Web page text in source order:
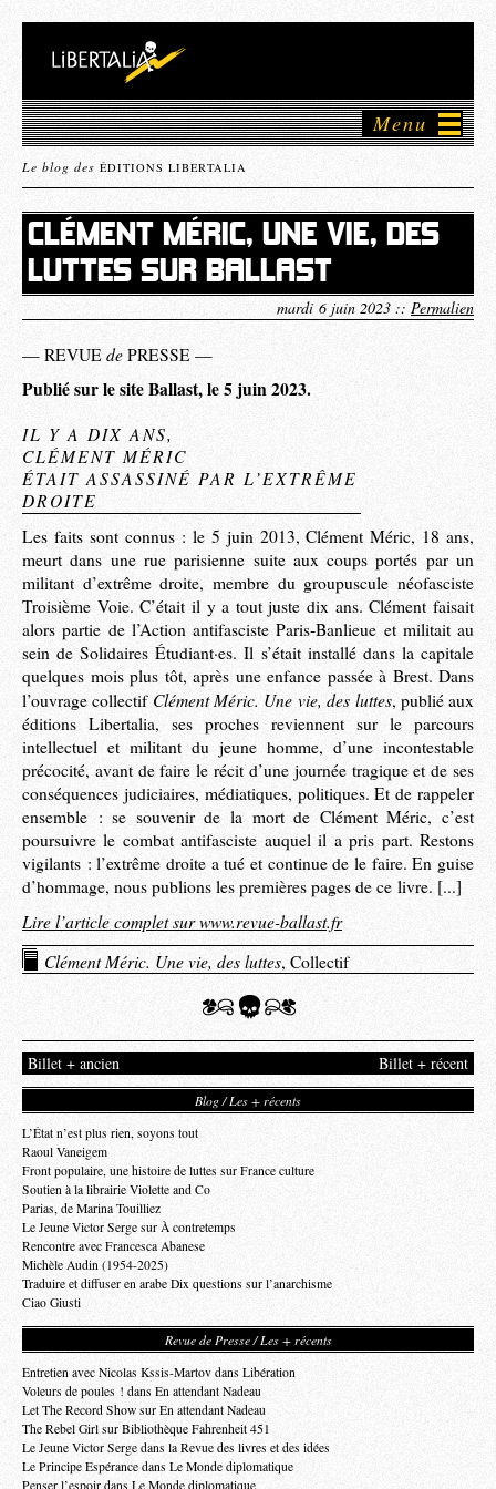
Menu
Le blog des ÉDITIONS LIBERTALIA
CLÉMENT MÉRIC, UNE VIE, DES
LUTTES SUR BALLAST
mardi 6 juin 2023 :: Permalien
— REVUE de PRESSE —
Publié sur le site Ballast, le 5 juin 2023.
IL Y A DIX ANS,
CLÉMENT MÉRIC
ÉTAIT ASSASSINÉ PAR L’EXTRÊME
DROITE
Les faits sont connus : le 5 juin 2013, Clément Méric, 18 ans,
meurt dans une rue parisienne suite aux coups portés par un
militant d’extrême droite, membre du groupuscule néofasciste
Troisième Voie. C’était il y a tout juste dix ans. Clément faisait
alors partie de l’Action antifasciste Paris-Banlieue et militait au
sein de Solidaires Étudiant·es. Il s’était installé dans la capitale
quelques mois plus tôt, après une enfance passée à Brest. Dans
l’ouvrage collectif Clément Méric. Une vie, des luttes, publié aux
éditions Libertalia, ses proches reviennent sur le parcours
intellectuel et militant du jeune homme, d’une incontestable
précocité, avant de faire le récit d’une journée tragique et de ses
conséquences judiciaires, médiatiques, politiques. Et de rappeler
ensemble : se souvenir de la mort de Clément Méric, c’est
poursuivre le combat antifasciste auquel il a pris part. Restons
vigilants : l’extrême droite a tué et continue de le faire. En guise
d’hommage, nous publions les premières pages de ce livre. [...]
Lire l’article complet sur www.revue-ballast.fr
Clément Méric. Une vie, des luttes, Collectif
Billet + récent
Billet + ancien
Blog / Les + récents
L’État n’est plus rien, soyons tout
Raoul Vaneigem
Front populaire, une histoire de luttes sur France culture
Soutien à la librairie Violette and Co
Parias, de Marina Touilliez
Le Jeune Victor Serge sur À contretemps
Rencontre avec Francesca Abanese
Michèle Audin (1954-2025)
Traduire et diffuser en arabe Dix questions sur l’anarchisme
Ciao Giusti
Revue de Presse / Les + récents
Entretien avec Nicolas Kssis-Martov dans Libération
Voleurs de poules ! dans En attendant Nadeau
Let The Record Show sur En attendant Nadeau
The Rebel Girl sur Bibliothèque Fahrenheit 451
Le Jeune Victor Serge dans la Revue des livres et des idées
Le Principe Espérance dans Le Monde diplomatique
Penser l’espoir dans Le Monde diplomatique